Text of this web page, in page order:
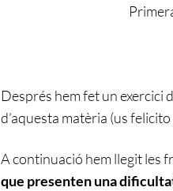
Després hem fet un exercici
d’aquesta matèria (us
A continuació hem llegit les
que presenten una